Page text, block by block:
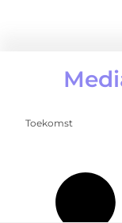
Toekomst